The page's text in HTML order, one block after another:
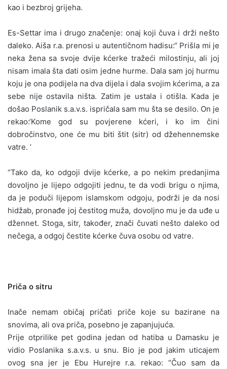
kao i bezbroj grijeha.
Es-Settar ima i drugo značenje: onaj koji čuva i drži nešto
daleko. Aiša r.a. prenosi u autentičnom hadisu:‘’ Prišla mi je
neka žena sa svoje dvije kćerke tražeći milostinju, ali joj
nisam imala šta dati osim jedne hurme. Dala sam joj hurmu
koju je ona podijela na dva dijela i dala svojim kćerima, a za
sebe nije ostavila ništa. Zatim je ustala i otišla. Kada je
došao Poslanik s.a.v.s. ispričala sam mu šta se desilo. On je
rekao:‘Kome god su povjerene kćeri, i ko im čini
dobročinstvo, one će mu biti štit (sitr) od džehennemske
vatre. ’
‘’Tako da, ko odgoji dvije kćerke, a po nekim predanjima
dovoljno je lijepo odgojiti jednu, te da vodi brigu o njima,
da je poduči lijepom islamskom odgoju, podrži je da nosi
hidžab, pronađe joj čestitog muža, dovoljno mu je da uđe u
džennet. Stoga, sitr, također, znači čuvati nešto daleko od
nečega, a odgoj čestite kćerke čuva osobu od vatre.
Priča o sitru
Inače nemam običaj pričati priče koje su bazirane na
snovima, ali ova priča, posebno je zapanjujuća.
Prije otprilike pet godina jedan od hatiba u Damasku je
vidio Poslanika s.a.v.s. u snu. Bio je pod jakim uticajem
ovog sna jer je Ebu Hurejre r.a. rekao: ‘’Čuo sam da